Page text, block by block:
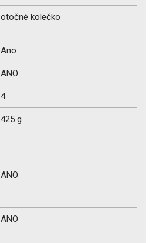
otočné kolečko
Ano
ANO
4
425 g
ANO
ANO